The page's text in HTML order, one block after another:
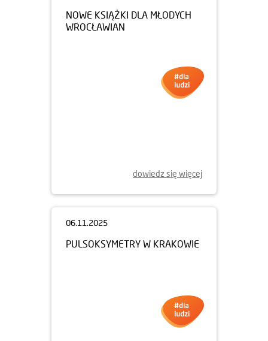
NOWE KSIĄŻKI DLA MŁODYCH
WROCŁAWIAN
dowiedz się więcej
06.11.2025
PULSOKSYMETRY W KRAKOWIE